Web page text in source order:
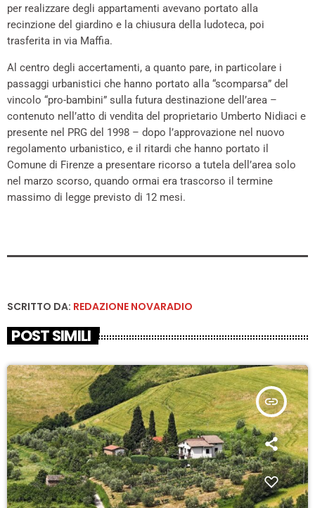
per realizzare degli appartamenti avevano portato alla
recinzione del giardino e la chiusura della ludoteca, poi
trasferita in via Maffia.
Al centro degli accertamenti, a quanto pare, in particolare i
passaggi urbanistici che hanno portato alla “scomparsa” del
vincolo “pro-bambini” sulla futura destinazione dell’area –
contenuto nell’atto di vendita del proprietario Umberto Nidiaci e
presente nel PRG del 1998 – dopo l’approvazione nel nuovo
regolamento urbanistico, e il ritardi che hanno portato il
Comune di Firenze a presentare ricorso a tutela dell’area solo
nel marzo scorso, quando ormai era trascorso il termine
massimo di legge previsto di 12 mesi.
SCRITTO DA: REDAZIONE NOVARADIO
POST SIMILI
insert_link